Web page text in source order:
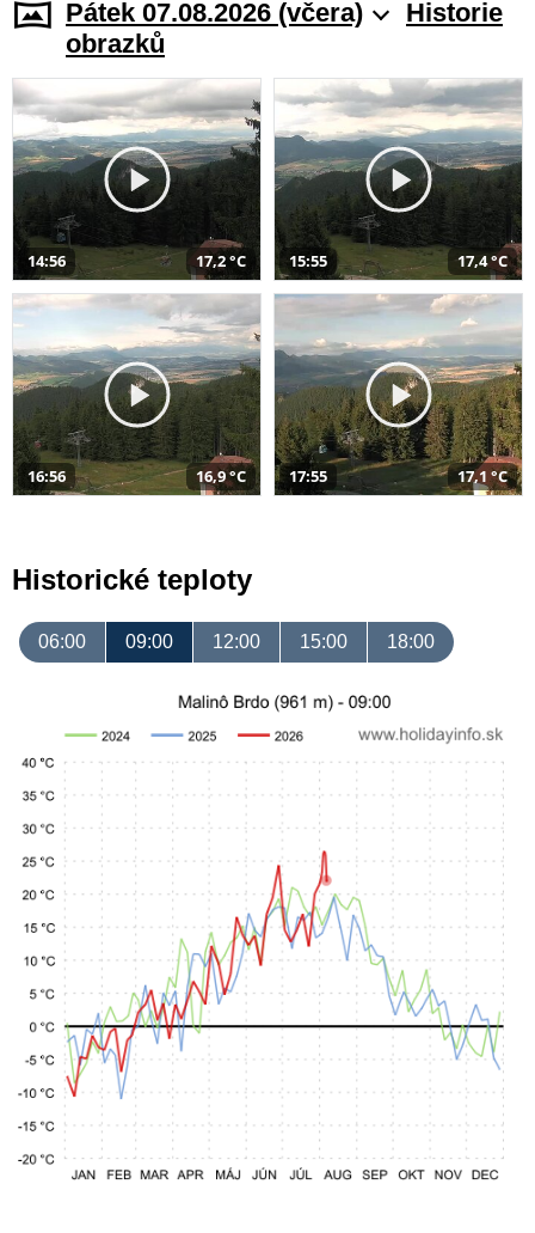
Pátek 07.08.2026 (včera)
Historie
obrazků
14:56 17,2 °C 15:55 17,4 °C
16:56 16,9 °C 17:55 17,1 °C
Historické teploty
06:00 09:00 12:00 15:00 18:00